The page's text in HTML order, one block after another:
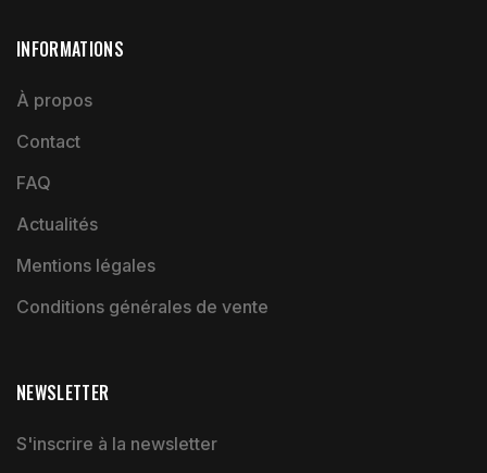
INFORMATIONS
À propos
Contact
FAQ
Actualités
Mentions légales
Conditions générales de vente
NEWSLETTER
S'inscrire à la newsletter